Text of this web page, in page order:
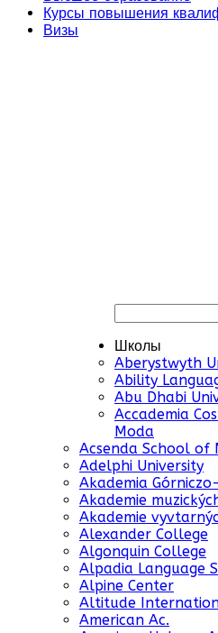
Курсы повышения
Визы
Школы
Aberystwyth
Ability
Abu Dhabi
Accademia
Moda
Acsenda School of
Adelphi University
Akademia
Akademie
Akademie
Alexander College
Algonquin College
Alpadia Language
Alpine Center
Altitude
American Ac.